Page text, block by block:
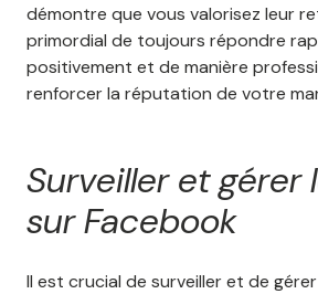
démontre que vous valorisez leur
primordial de toujours répondre
positivement et de manière
renforcer la réputation de votre
Surveiller et gérer
sur Facebook
Il est crucial de surveiller et de